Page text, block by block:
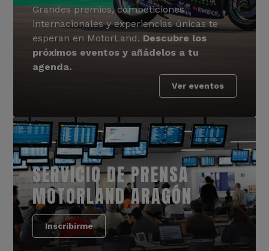
Grandes premios, competiciones
internacionales y experiencias únicas te
esperan en MotorLand. Descubre los
próximos eventos y añádelos a tu
agenda.
Ver eventos
SERVICIO DE PRENSA
MOTORLAND ARAGÓN
Inscribirme